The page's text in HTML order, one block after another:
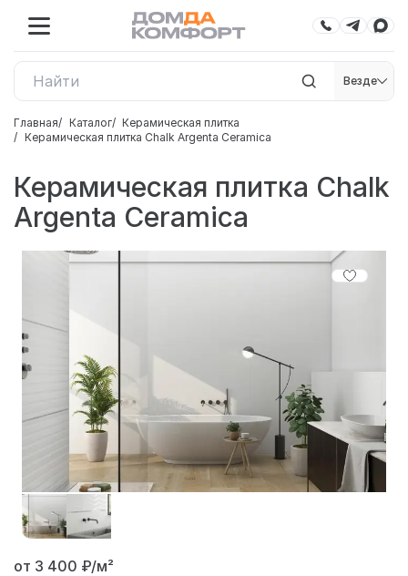
Везде
Главная Каталог
Керамическая плитка
Керамическая плитка Chalk Argenta Ceramica
Керамическая плитка Chalk
Argenta Ceramica
от 3 400 ₽/м²